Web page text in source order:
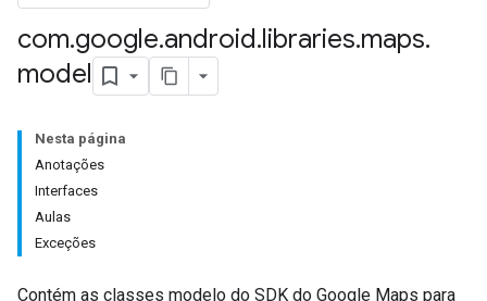
com.google.android.libraries.maps.
model
Nesta página
Anotações
Interfaces
Aulas
Exceções
Contém as classes modelo do SDK do Google Maps para